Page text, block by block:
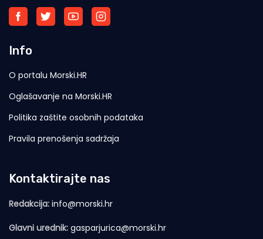
Info
O portalu Morski.HR
Oglašavanje na Morski.HR
Politika zaštite osobnih podataka
Pravila prenošenja sadržaja
Kontaktirajte nas
Redakcija: info@morski.hr
Glavni urednik: gasparjurica@morski.hr